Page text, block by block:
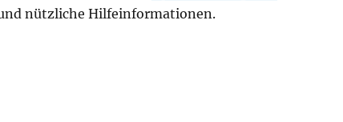
nützliche Hilfeinformationen.